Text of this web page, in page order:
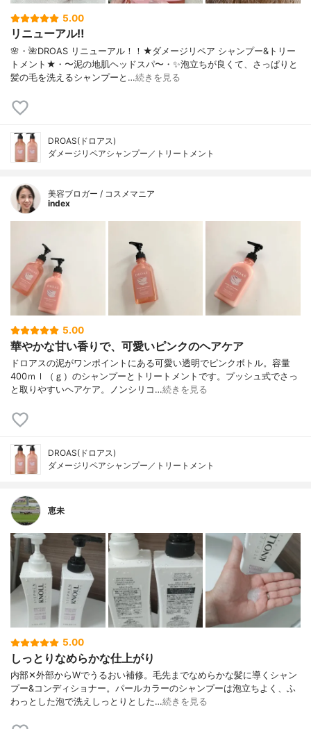
5.00
リニューアル‼️
🌸・🌺DROAS リニューアル！！★ダメージリペア シャンプー&トリー
トメント★・〜泥の地肌ヘッドスパ〜・✨泡立ちが良くて、さっぱりと
髪の毛を洗えるシャンプーと…続きを見る
DROAS(ドロアス)
ダメージリペアシャンプー／トリートメント
美容ブロガー / コスメマニア
index
5.00
華やかな甘い香りで、可愛いピンクのヘアケア
ドロアスの泥がワンポイントにある可愛い透明でピンクボトル。容量
400ｍｌ（ｇ）のシャンプーとトリートメントです。プッシュ式でさっ
と取りやすいヘアケア。ノンシリコ…続きを見る
DROAS(ドロアス)
ダメージリペアシャンプー／トリートメント
恵未
5.00
しっとりなめらかな仕上がり
内部✕外部からWでうるおい補修。毛先までなめらかな髪に導くシャン
プー&コンディショナー。パールカラーのシャンプーは泡立ちよく、ふ
わっとした泡で洗えしっとりとした…続きを見る